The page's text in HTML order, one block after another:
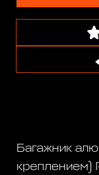
Багажник
креплением)